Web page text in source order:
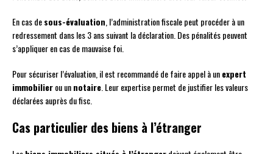
En cas desous-évaluation, l’administration fiscale peut procéder à un
redressement dans les 3 ans suivant la déclaration. Des pénalités peuvent
s’appliquer en cas de mauvaise foi.
Pour sécuriser l’évaluation, il est recommandé de faire appel à unexpert
immobilierou unnotaire. Leur expertise permet de justifier les valeurs
déclarées auprès du fisc.
Cas particulier des biens à l’étranger